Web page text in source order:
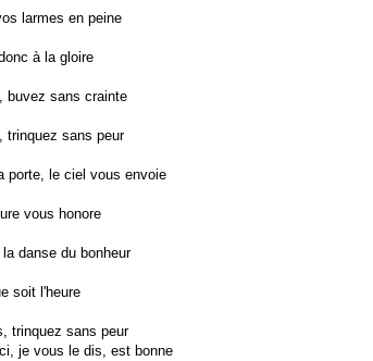
larmes en peine
à la gloire
buvez sans crainte
trinquez sans peur
porte, le ciel vous envoie
vous honore
danse du bonheur
soit l'heure
trinquez sans peur
je vous le dis, est bonne